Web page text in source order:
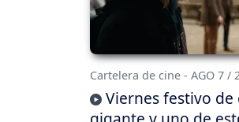
Cartelera de cine - AGO 7 /
Viernes festivo